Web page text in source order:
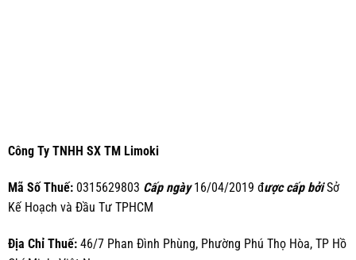
Công Ty TNHH SX TM Limoki
Mã Số Thuế:0315629803 Cấp ngày16/04/2019 được cấp bởiSở
Kế Hoạch và Đầu Tư TPHCM
Địa Chỉ Thuế:46/7 Phan Đình Phùng, Phường Phú Thọ Hòa, TP Hồ